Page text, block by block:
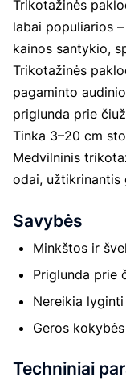
Trikotažinės
labai populiarios
kainos santykio,
Trikotažinės
pagaminto
priglunda prie
Tinka 3–20 cm
Medvilninis
odai, užtikrinantis
Savybės
Minkštos ir
Priglunda prie
Nereikia lyginti
Geros
Techniniai